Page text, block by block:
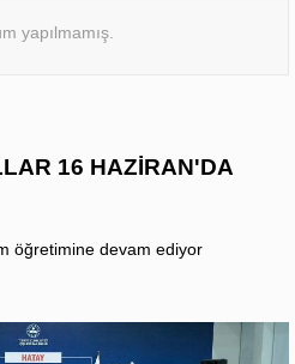
yapılmamış.
16 HAZİRAN'DA
öğretimine devam ediyor